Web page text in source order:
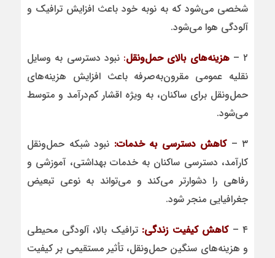
شخصی می‌شود که به نوبه خود باعث افزایش ترافیک و
آلودگی هوا می‌شود.
۲ –
هزینه‌های بالای حمل‌ونقل: نبود دسترسی به وسایل
نقلیه عمومی مقرون‌به‌صرفه باعث افزایش هزینه‌های
حمل‌ونقل برای ساکنان، به ویژه اقشار کم‌درآمد و متوسط
می‌شود.
۳ –
کاهش دسترسی به خدمات: نبود شبکه حمل‌ونقل
کارآمد، دسترسی ساکنان به خدمات بهداشتی، آموزشی و
رفاهی را دشوارتر می‌کند و می‌تواند به نوعی تبعیض
جغرافیایی منجر شود.
۴ –
کاهش کیفیت زندگی: ترافیک بالا، آلودگی محیطی
و هزینه‌های سنگین حمل‌ونقل، تأثیر مستقیمی بر کیفیت